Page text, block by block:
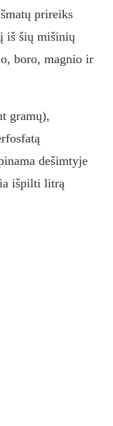
prireiks
iš šių mišinių
boro, magnio ir
gramų),
dešimtyje
išpilti litrą